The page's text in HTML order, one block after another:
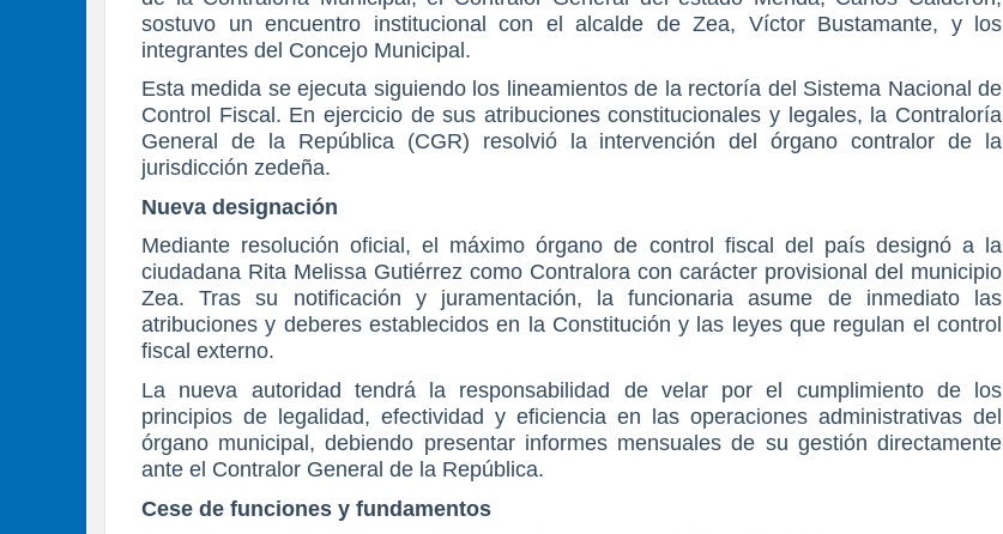
sostuvo un encuentro institucional con el alcalde de Zea, Víctor Bustamante, y los
integrantes del Concejo Municipal.
Esta medida se ejecuta siguiendo los lineamientos de la rectoría del Sistema Nacional de
Control Fiscal. En ejercicio de sus atribuciones constitucionales y legales, la Contraloría
General de la República (CGR) resolvió la intervención del órgano contralor de la
jurisdicción zedeña.
Nueva designación
Mediante resolución oficial, el máximo órgano de control fiscal del país designó a la
ciudadana Rita Melissa Gutiérrez como Contralora con carácter provisional del municipio
Zea. Tras su notificación y juramentación, la funcionaria asume de inmediato las
atribuciones y deberes establecidos en la Constitución y las leyes que regulan el control
fiscal externo.
La nueva autoridad tendrá la responsabilidad de velar por el cumplimiento de los
principios de legalidad, efectividad y eficiencia en las operaciones administrativas del
órgano municipal, debiendo presentar informes mensuales de su gestión directamente
ante el Contralor General de la República.
Cese de funciones y fundamentos